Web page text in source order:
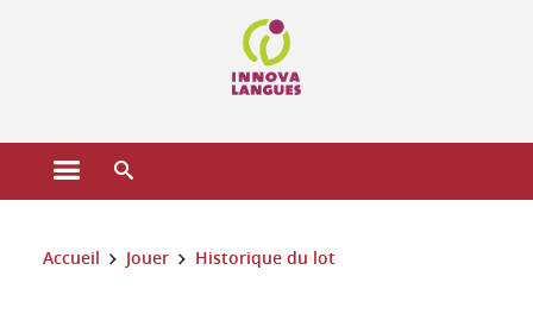
Ouvrir le menu principal
Vous êtes ici :
Accueil Jouer Historique du lot